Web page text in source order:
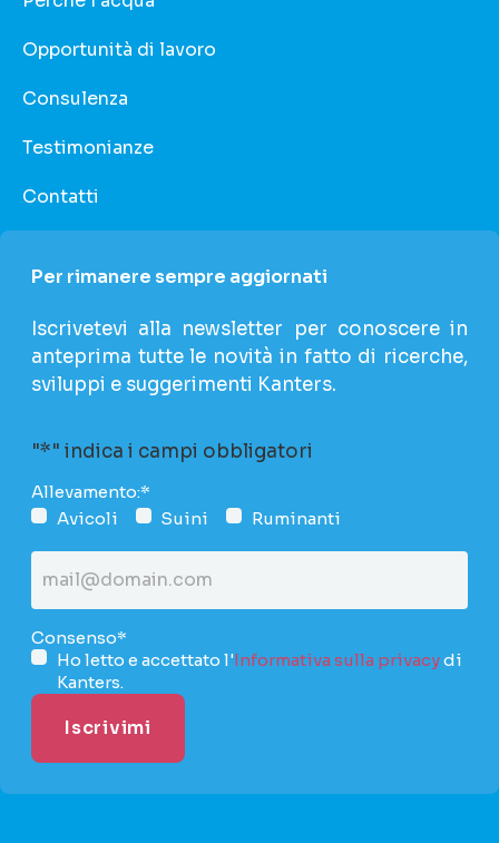
Opportunità di lavoro
Consulenza
Testimonianze
Contatti
Per rimanere sempre aggiornati
Iscrivetevi alla newsletter per conoscere in
anteprima tutte le novità in fatto di ricerche,
sviluppi e suggerimenti Kanters.
"*" indica i campi obbligatori
Allevamento:*
Avicoli
Suini
Ruminanti
Indirizzo
e-
mail*
Consenso*
Ho letto e accettato l'Informativa sulla privacydi
Kanters.